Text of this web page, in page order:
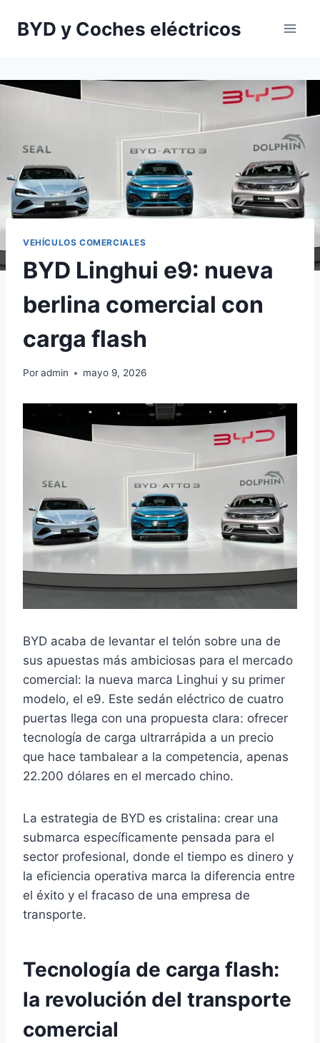
BYD y Coches eléctricos
VEHÍCULOS COMERCIALES
BYD Linghui e9: nueva
berlina comercial con
carga flash
Poradmin mayo 9, 2026
BYD acaba de levantar el telón sobre una de
sus apuestas más ambiciosas para el mercado
comercial: la nueva marca Linghui y su primer
modelo, el e9. Este sedán eléctrico de cuatro
puertas llega con una propuesta clara: ofrecer
tecnología de carga ultrarrápida a un precio
que hace tambalear a la competencia, apenas
22.200 dólares en el mercado chino.
La estrategia de BYD es cristalina: crear una
submarca específicamente pensada para el
sector profesional, donde el tiempo es dinero y
la eficiencia operativa marca la diferencia entre
el éxito y el fracaso de una empresa de
transporte.
Tecnología de carga flash:
la revolución del transporte
comercial